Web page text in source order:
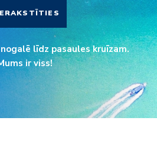
līdz pasaules kruīzam.
ir viss!